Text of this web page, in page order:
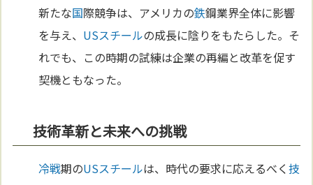
新たな国際競争は、アメリカの鉄鋼業界全体に影響
を与え、 USスチールの成長に陰りをもたらした。そ
れでも、この時期の試練は企業の再編と改革を促す
契機ともなった。
技術革新と未来への挑戦
冷戦期のUSスチールは、時代の要求に応えるべく技